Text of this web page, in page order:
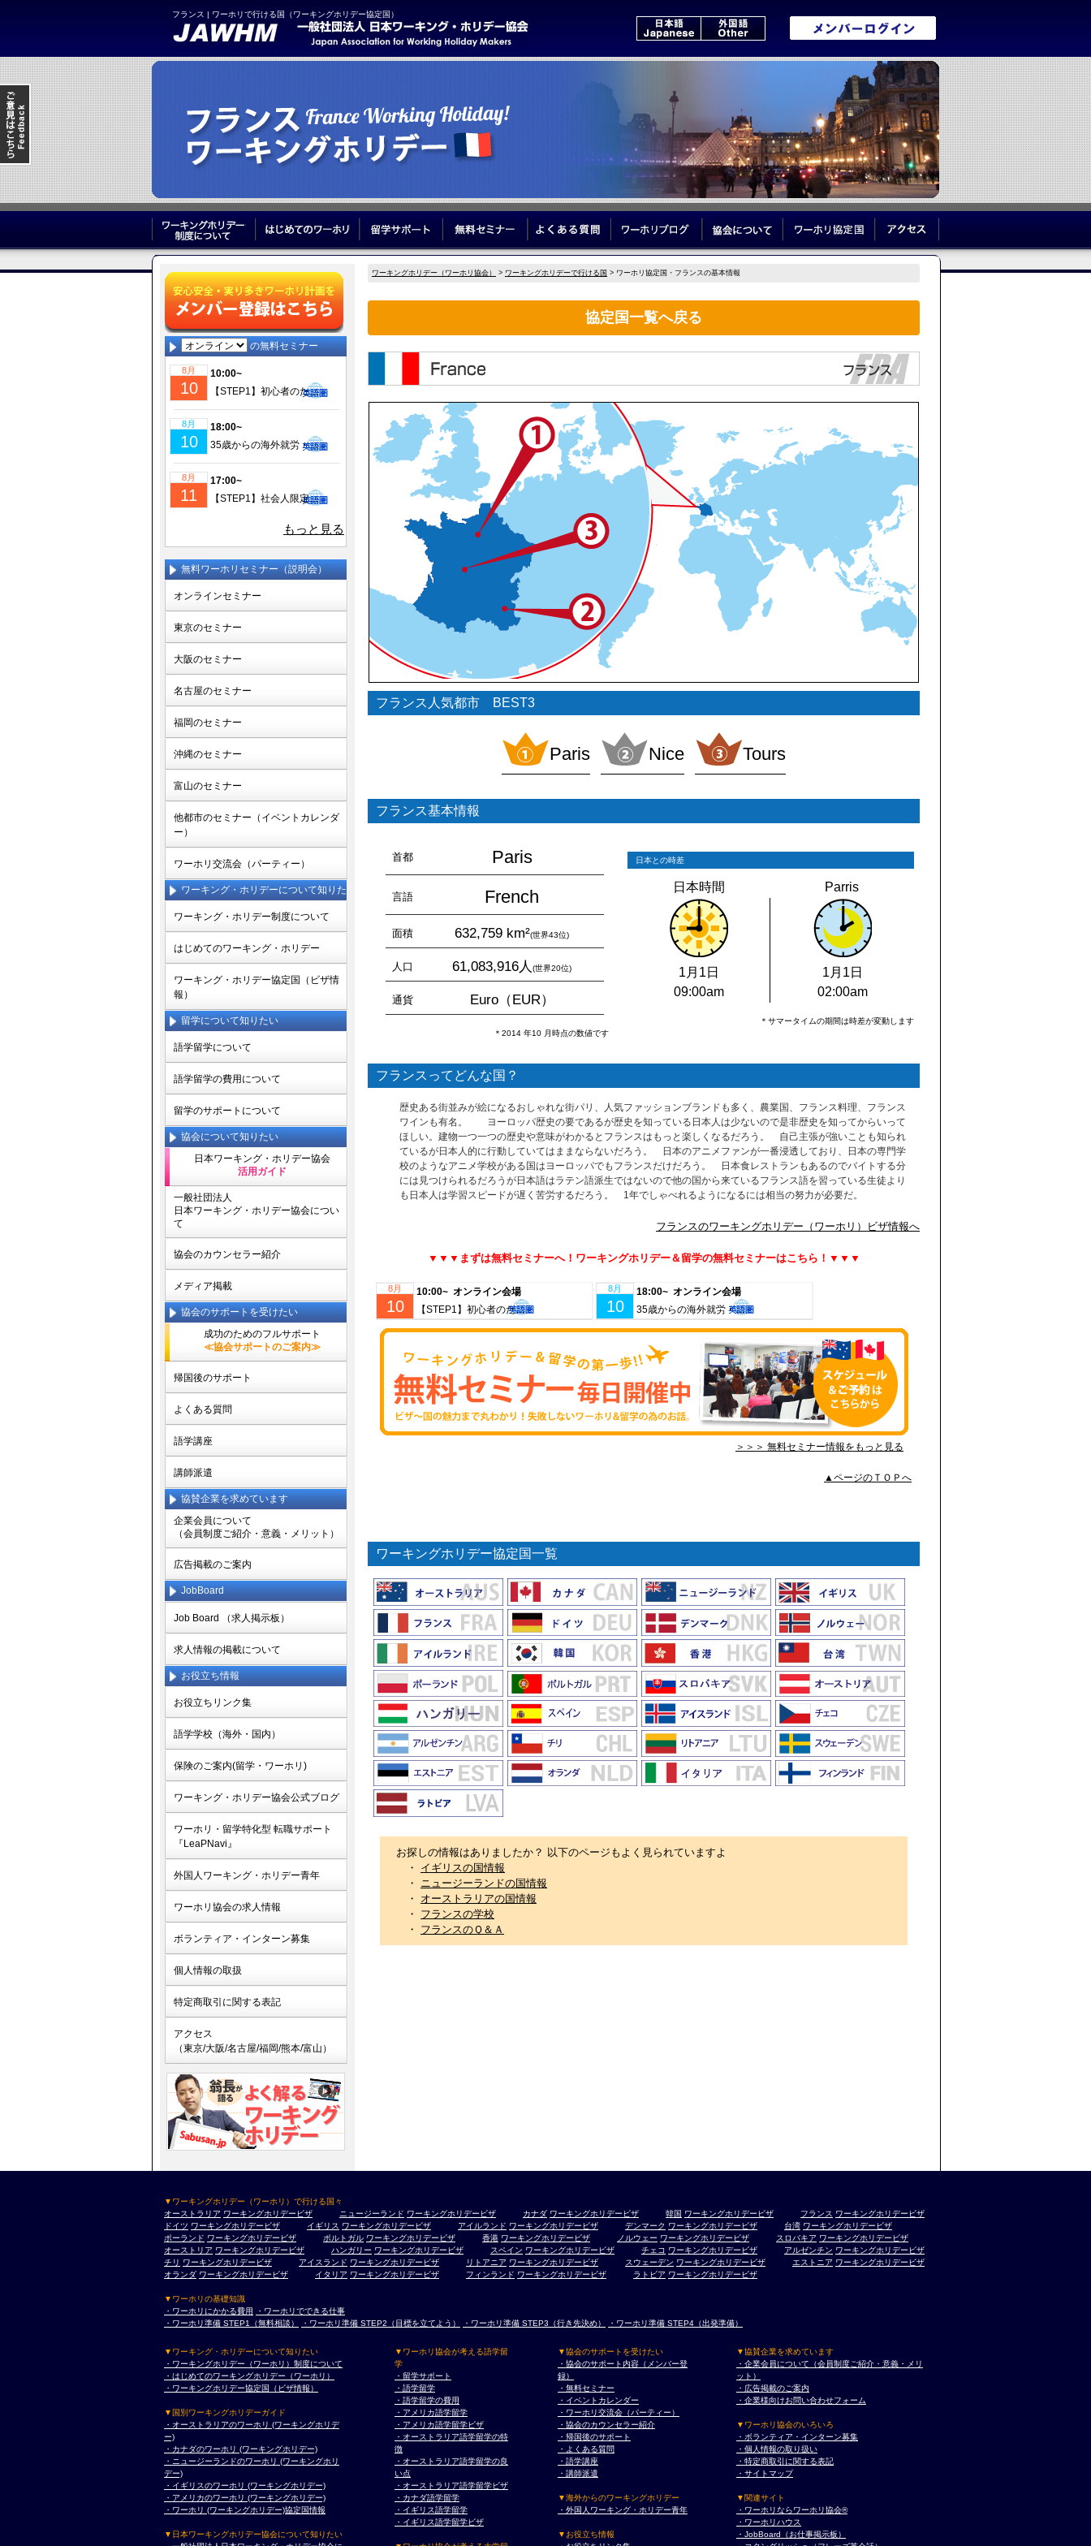
フランス | ワーホリで行ける国（ワーキングホリデー協定国）
ワーキングホリデー制度についてはじめてのワーホリ 留学サポート 無料セミナー ワーホリブログ ワーホリ協定国
の無料セミナー
8月
10
10:00~
【STEP1】初心者のための成功するワーホリ・留学準備｜現地仕事＆ビザ情報も徹底解説！
8月
10
18:00~
35歳からの海外就労・セカンドキャリア実現セミナー
8月
11
17:00~
【STEP1】社会人限定！仕事を辞めてワーホリ！帰国後の挑戦に備えるセミナー(少人数制)
もっと見る
無料ワーホリセミナー（説明会）
オンラインセミナー
東京のセミナー
大阪のセミナー
名古屋のセミナー
福岡のセミナー
沖縄のセミナー
富山のセミナー
他都市のセミナー（イベントカレンダ
ー）
ワーホリ交流会（パーティー）
ワーキング・ホリデーについて知りた
ワーキング・ホリデー制度について
はじめてのワーキング・ホリデー
ワーキング・ホリデー協定国（ビザ情
報）
留学について知りたい
語学留学について
語学留学の費用について
留学のサポートについて
協会について知りたい
日本ワーキング・ホリデー協会
活用ガイド
一般社団法人
日本ワーキング・ホリデー協会につい
て
協会のカウンセラー紹介
メディア掲載
協会のサポートを受けたい
成功のためのフルサポート
≪協会サポートのご案内≫
帰国後のサポート
よくある質問
語学講座
講師派遣
協賛企業を求めています
企業会員について
（会員制度ご紹介・意義・メリット）
広告掲載のご案内
JobBoard
Job Board （求人掲示板）
求人情報の掲載について
お役立ち情報
お役立ちリンク集
語学学校（海外・国内）
保険のご案内(留学・ワーホリ)
ワーキング・ホリデー協会公式ブログ
ワーホリ・留学特化型 転職サポート
『LeaPNavi』
外国人ワーキング・ホリデー青年
ワーホリ協会の求人情報
ボランティア・インターン募集
個人情報の取扱
特定商取引に関する表記
アクセス
（東京/大阪/名古屋/福岡/熊本/富山）
ワーキングホリデー（ワーホリ協会） > ワーキングホリデーで行ける国 > ワーホリ協定国・フランスの基本情報
協定国一覧へ戻る
フランス人気都市 BEST3
Paris Nice Tours
フランス基本情報
首都 Paris
言語 French
面積 632,759 km²(世界43位)
人口 61,083,916人(世界20位)
通貨 Euro（EUR）
＊2014 年10 月時点の数値です
日本との時差
日本時間 Parris
1月1日
09:00am
1月1日
02:00am
＊サマータイムの期間は時差が変動します
フランスってどんな国？
歴史ある街並みが絵になるおしゃれな街パリ、人気ファッションブランドも多く、農業国、フランス料理、フランス
ワインも有名。 ヨーロッパ歴史の要であるが歴史を知っている日本人は少ないので是非歴史を知ってからいって
ほしい。建物一つ一つの歴史や意味がわかるとフランスはもっと楽しくなるだろう。 自己主張が強いことも知られ
ているが日本人的に行動していてはままならないだろう。 日本のアニメファンが一番浸透しており、日本の専門学
校のようなアニメ学校がある国はヨーロッパでもフランスだけだろう。 日本食レストランもあるのでバイトする分
には見つけられるだろうが日本語はラテン語派生ではないので他の国から来ているフランス語を習っている生徒より
も日本人は学習スピードが遅く苦労するだろう。 1年でしゃべれるようになるには相当の努力が必要だ。
フランスのワーキングホリデー（ワーホリ）ビザ情報へ
▼▼▼まずは無料セミナーへ！ワーキングホリデー＆留学の無料セミナーはこちら！▼▼▼
8月
10
10:00~ オンライン会場
【STEP1】初心者のための成功するワーホリ・留学準備｜現地仕事＆ビザ情報も徹底解説！
8月
10
18:00~ オンライン会場
35歳からの海外就労・セカンドキャリア実現セミナー
＞＞＞ 無料セミナー情報をもっと見る
▲ページのＴＯＰへ
ワーキングホリデー協定国一覧
お探しの情報はありましたか？ 以下のページもよく見られていますよ
・ イギリスの国情報
・
ニュージーランドの国情報
・ オーストラリアの国情報
・ フランスの学校
・ フランスのＱ＆Ａ
▼ワーキングホリデー（ワーホリ）で行ける国々
オーストラリア ワーキングホリデービザ ニュージーランド ワーキングホリデービザ カナダ ワーキングホリデービザ 韓国 ワーキングホリデービザ フランス ワーキングホリデービザ
ドイツ ワーキングホリデービザ イギリス ワーキングホリデービザ アイルランド ワーキングホリデービザ デンマーク ワーキングホリデービザ 台湾 ワーキングホリデービザ
ポーランド ワーキングホリデービザ ポルトガル ワーキングホリデービザ 香港 ワーキングホリデービザ ノルウェー ワーキングホリデービザ スロバキア ワーキングホリデービザ
オーストリア ワーキングホリデービザ ハンガリー ワーキングホリデービザ スペイン ワーキングホリデービザ チェコ ワーキングホリデービザ アルゼンチン ワーキングホリデービザ
チリ ワーキングホリデービザ アイスランド ワーキングホリデービザ リトアニア ワーキングホリデービザ スウェーデン ワーキングホリデービザ エストニア ワーキングホリデービザ
オランダ ワーキングホリデービザ イタリア ワーキングホリデービザ フィンランド ワーキングホリデービザ ラトビア ワーキングホリデービザ
▼ワーホリの基礎知識
・ワーホリにかかる費用
・ワーホリでできる仕事
・ワーホリ準備 STEP1（無料相談）
・ワーホリ準備 STEP2（目標を立てよう） ・ワーホリ準備 STEP3（行き先決め） ・ワーホリ準備 STEP4（出発準備）
▼ワーキング・ホリデーについて知りたい
・ワーキングホリデー（ワーホリ）制度について
・はじめてのワーキングホリデー（ワーホリ）
・ワーキングホリデー協定国（ビザ情報）
▼国別ワーキングホリデーガイド
・オーストラリアのワーホリ (ワーキングホリデ
ー)
・カナダのワーホリ (ワーキングホリデー)
・ニュージーランドのワーホリ (ワーキングホリ
デー)
・イギリスのワーホリ (ワーキングホリデー)
・アメリカのワーホリ (ワーキングホリデー)
・ワーホリ (ワーキングホリデー)協定国情報
▼日本ワーキングホリデー協会について知りたい
▼ワーホリ協会が考える語学留
学
・留学サポート
・語学留学
・語学留学の費用
・アメリカ語学留学
・アメリカ語学留学ビザ
・オーストラリア語学留学の特
徴
・オーストラリア語学留学の良
い点
・オーストラリア語学留学ビザ
・カナダ語学留学
・イギリス語学留学
・イギリス語学留学ビザ
▼協会のサポートを受けたい
・協会のサポート内容（メンバー登
録）
・無料セミナー
・イベントカレンダー
・ワーホリ交流会（パーティー）
・協会のカウンセラー紹介
・帰国後のサポート
・よくある質問
・語学講座
・講師派遣
▼海外からのワーキングホリデー
・外国人ワーキング・ホリデー青年
▼お役立ち情報
▼協賛企業を求めています
・企業会員について（会員制度ご紹介・意義・メリ
ット）
・広告掲載のご案内
・企業様向けお問い合わせフォーム
▼ワーホリ協会のいろいろ
・ボランティア・インターン募集
・個人情報の取り扱い
・特定商取引に関する表記
・サイトマップ
▼関連サイト
・ワーホリならワーホリ協会®︎
・ワーホリハウス
・JobBoard（お仕事掲示板）